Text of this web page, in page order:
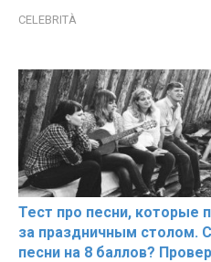
CELEBRITÀ
Тест про песни, которые
за праздничным столом.
песни на 8 баллов?